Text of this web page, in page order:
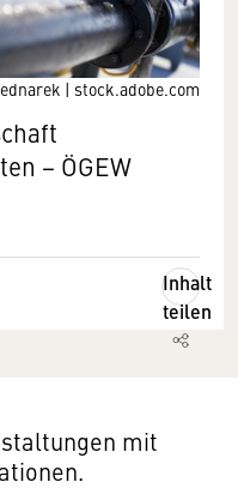
| stock.adobe.com
− ÖGEW
Inhalt
teilen
mit